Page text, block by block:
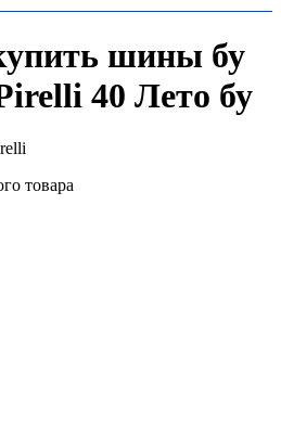
шины бу
40 Лето бу
товара